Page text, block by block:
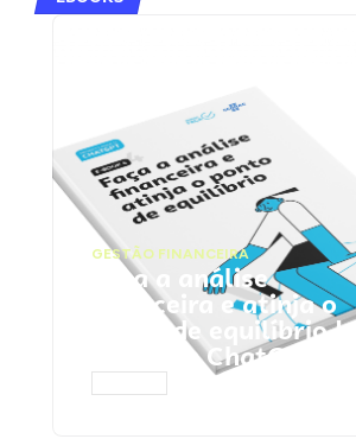
GESTÃO FINANCEIRA
Faça a análise
financeira e atinja o
ponto de equilíbrio |
Prompts ChatGPT